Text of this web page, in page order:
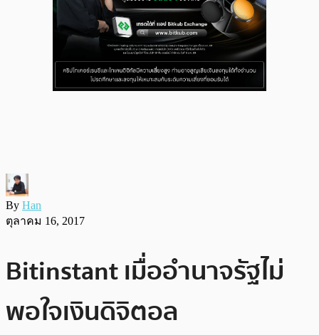
By Han
ตุลาคม 16, 2017
Bitinstant เมื่ออำนาจรัฐไม่
พอใจเงินดิจิตอล